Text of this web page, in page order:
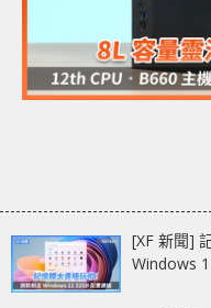
[XF 新聞]
Windows